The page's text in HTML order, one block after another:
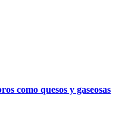
como quesos y gaseosas